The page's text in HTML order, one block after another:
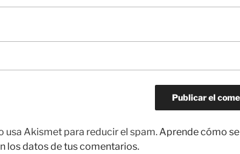
usa Akismet para reducir el spam.Aprende cómo se
los datos de tus comentarios.